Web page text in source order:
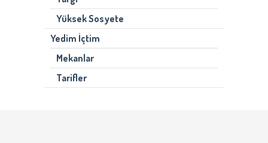
Yüksek Sosyete
Yedim İçtim
Mekanlar
Tarifler